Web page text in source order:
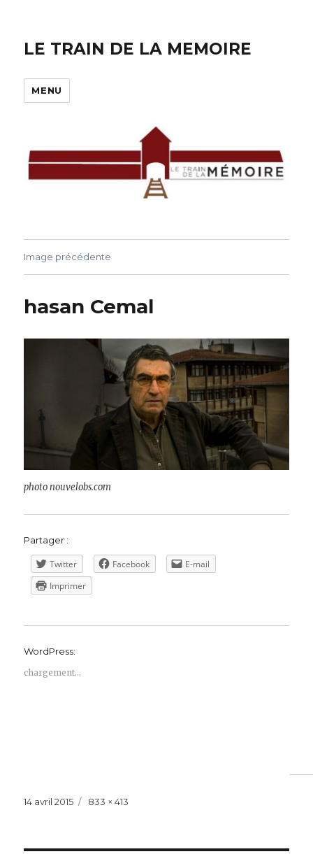
LE TRAIN DE LA MEMOIRE
MENU
Image précédente
hasan Cemal
photo nouvelobs.com
Partager :
Twitter Facebook
E-mail
Imprimer
WordPress:
chargement…
Publié
14 avril 2015
Taille
833 × 413